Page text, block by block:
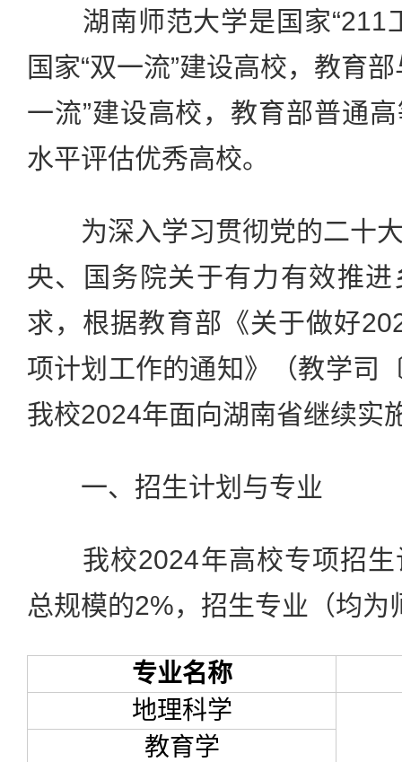
湖南师范大学是国家“211
国家“双一流”建设高校，教育
一流”建设高校，教育部普通
水平评估优秀高校。
为深入学习贯彻党的二十大
央、国务院关于有力有效推
求，根据教育部《关于做好
项计划工作的通知》（教学司
我校2024年面向湖南省继续实
一、招生计划与专业
我校2024年高校专项招生
总规模的2%，招生专业（均为
专业名称
地理科学
教育学